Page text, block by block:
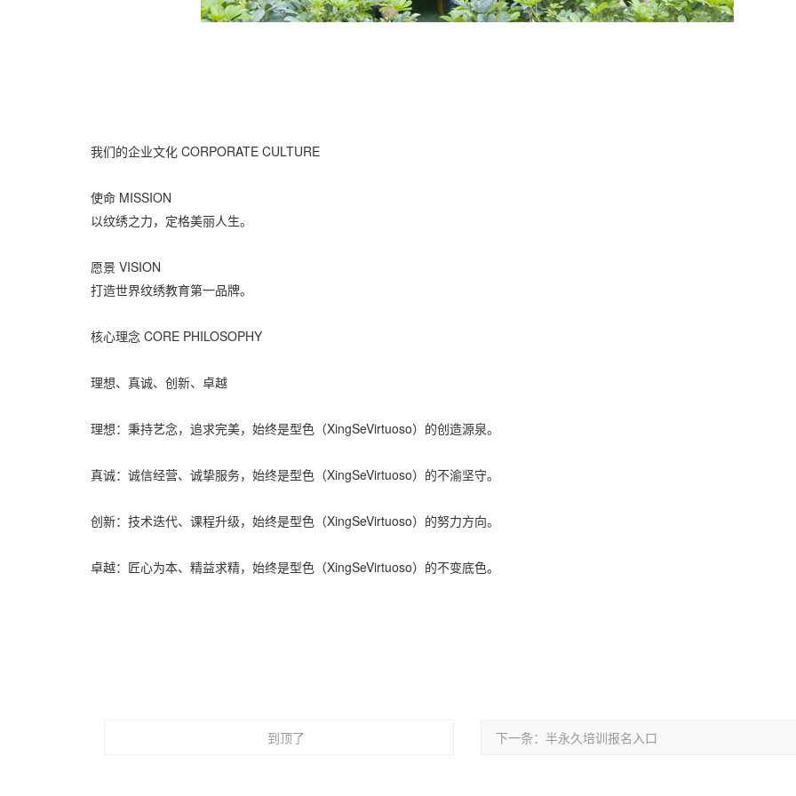
我们的企业文化 CORPORATE CULTURE
使命 MISSION
以纹绣之力，定格美丽人生。
愿景 VISION
打造世界纹绣教育第一品牌。
核心理念 CORE PHILOSOPHY
理想、真诚、创新、卓越
理想：秉持艺念，追求完美，始终是型色（XingSeVirtuoso）的创造源泉。
真诚：诚信经营、诚挚服务，始终是型色（XingSeVirtuoso）的不渝坚守。
创新：技术迭代、课程升级，始终是型色（XingSeVirtuoso）的努力方向。
卓越：匠心为本、精益求精，始终是型色（XingSeVirtuoso）的不变底色。
到顶了 下一条：半永久培训报名入口